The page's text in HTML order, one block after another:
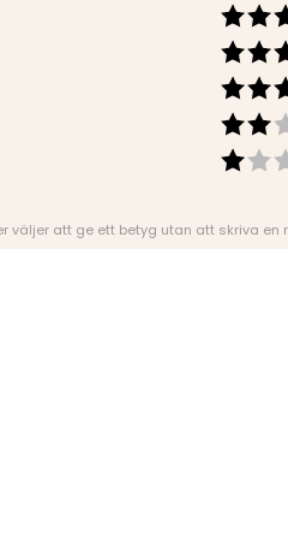
väljer att ge ett betyg utan att skriva